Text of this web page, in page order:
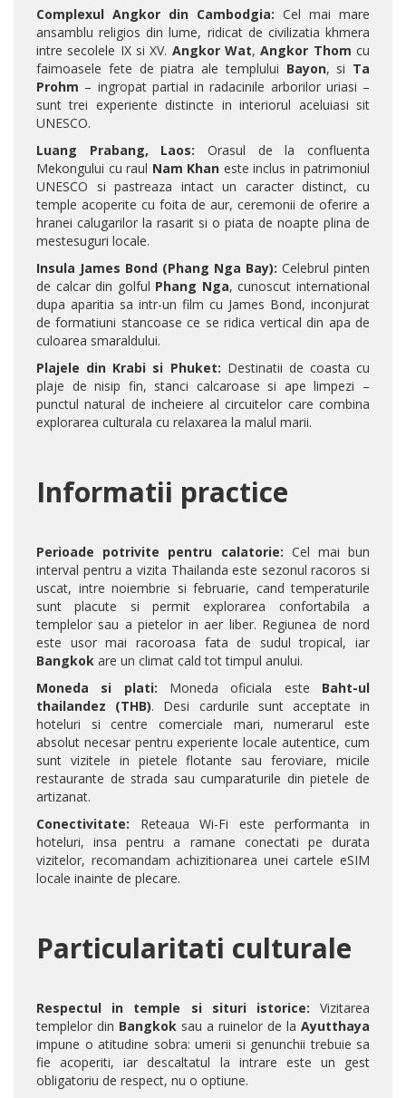
Complexul Angkor din Cambodgia: Cel mai mare
ansamblu religios din lume, ridicat de civilizatia khmera
intre secolele IX si XV. Angkor Wat,Angkor Thom cu
faimoasele fete de piatra ale templului Bayon, si Ta
Prohm – ingropat partial in radacinile arborilor uriasi –
sunt trei experiente distincte in interiorul aceluiasi sit
UNESCO.
Luang Prabang, Laos: Orasul de la confluenta
Mekongului cu raul Nam Khan este inclus in patrimoniul
UNESCO si pastreaza intact un caracter distinct, cu
temple acoperite cu foita de aur, ceremonii de oferire a
hranei calugarilor la rasarit si o piata de noapte plina de
mestesuguri locale.
Insula James Bond (Phang Nga Bay): Celebrul pinten
de calcar din golful Phang Nga, cunoscut international
dupa aparitia sa intr-un film cu James Bond, inconjurat
de formatiuni stancoase ce se ridica vertical din apa de
culoarea smaraldului.
Plajele din Krabi si Phuket: Destinatii de coasta cu
plaje de nisip fin, stanci calcaroase si ape limpezi –
punctul natural de incheiere al circuitelor care combina
explorarea culturala cu relaxarea la malul marii.
Informatii practice
Perioade potrivite pentru calatorie: Cel mai bun
interval pentru a vizita Thailanda este sezonul racoros si
uscat, intre noiembrie si februarie, cand temperaturile
sunt placute si permit explorarea confortabila a
templelor sau a pietelor in aer liber. Regiunea de nord
este usor mai racoroasa fata de sudul tropical, iar
Bangkok are un climat cald tot timpul anului.
Moneda si plati: Moneda oficiala este Baht-ul
thailandez (THB). Desi cardurile sunt acceptate in
hoteluri si centre comerciale mari, numerarul este
absolut necesar pentru experiente locale autentice, cum
sunt vizitele in pietele flotante sau feroviare, micile
restaurante de strada sau cumparaturile din pietele de
artizanat.
Conectivitate: Reteaua Wi-Fi este performanta in
hoteluri, insa pentru a ramane conectati pe durata
vizitelor, recomandam achizitionarea unei cartele eSIM
locale inainte de plecare.
Particularitati culturale
Respectul in temple si situri istorice: Vizitarea
templelor din Bangkok sau a ruinelor de la Ayutthaya
impune o atitudine sobra: umerii si genunchii trebuie sa
fie acoperiti, iar descaltatul la intrare este un gest
obligatoriu de respect, nu o optiune.